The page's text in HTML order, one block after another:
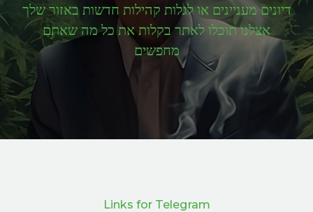
דיונים מעניינים או לגלות קהילות חדשות באזור שלך
אצלנו תוכלו לאתר בקלות את כל מה שאתם
מחפשים
Links for Telegram